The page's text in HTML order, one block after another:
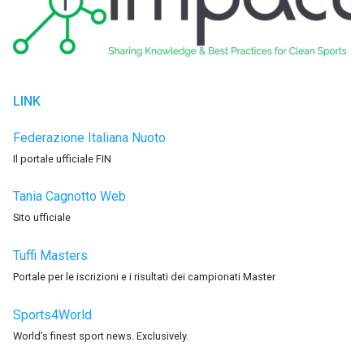
LINK
Federazione Italiana Nuoto
Il portale ufficiale FIN
Tania Cagnotto Web
Sito ufficiale
Tuffi Masters
Portale per le iscrizioni e i risultati dei campionati Master
Sports4World
World’s finest sport news. Exclusively.